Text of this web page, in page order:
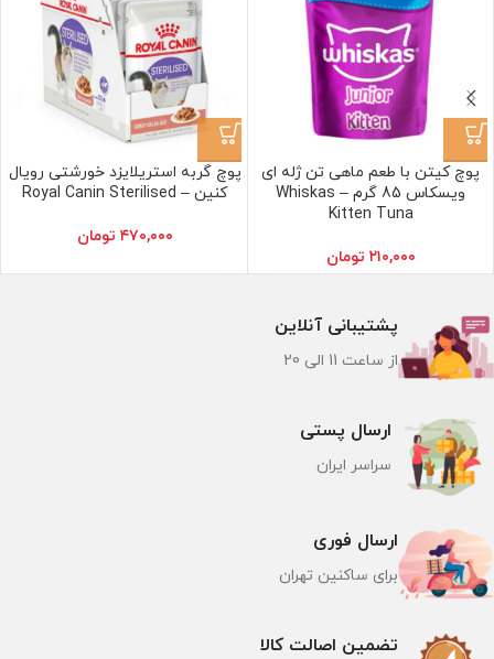
پوچ کیتن با طعم ماهی تن ژله ای
ویسکاس 85 گرم – Whiskas
Kitten Tuna
۲۱۰,۰۰۰ تومان
پوچ گربه استریلایزد خورشتی رویال
کنین – Royal Canin Sterilised
۴۷۰,۰۰۰ تومان
تضمین اصالت کالا
ارسال فوری
برای ساکنین تهران
ارسال پستی
سراسر ایران
پشتیبانی آنلاین
از ساعت 11 الی 20